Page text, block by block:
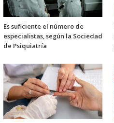
Es suficiente el número de
especialistas, según la Sociedad
de Psiquiatría